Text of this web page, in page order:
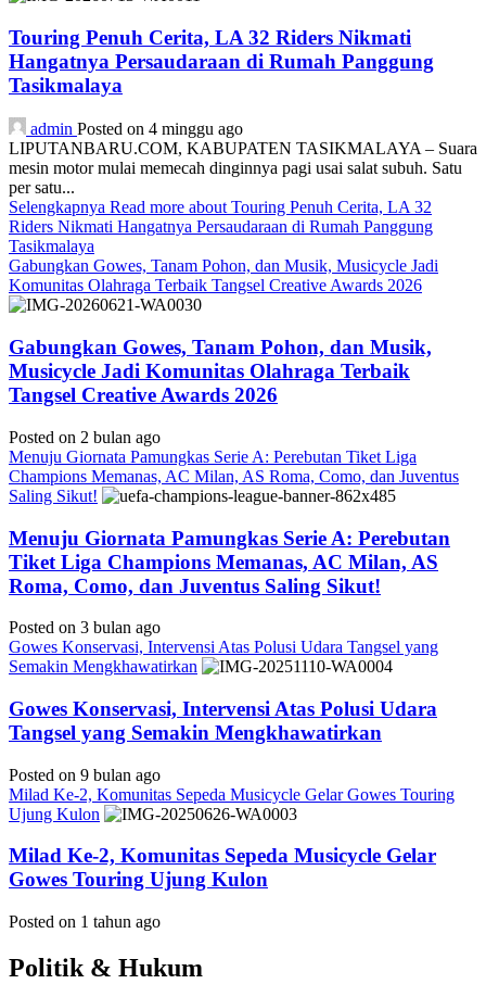
Touring Penuh Cerita, LA 32 Riders Nikmati
Hangatnya Persaudaraan di Rumah Panggung
Tasikmalaya
admin Posted on 4 minggu ago
LIPUTANBARU.COM, KABUPATEN TASIKMALAYA – Suara
mesin motor mulai memecah dinginnya pagi usai salat subuh. Satu
per satu...
Selengkapnya Read more about Touring Penuh Cerita, LA 32
Riders Nikmati Hangatnya Persaudaraan di Rumah Panggung
Tasikmalaya
Gabungkan Gowes, Tanam Pohon, dan Musik, Musicycle Jadi
Komunitas Olahraga Terbaik Tangsel Creative Awards 2026
Gabungkan Gowes, Tanam Pohon, dan Musik,
Musicycle Jadi Komunitas Olahraga Terbaik
Tangsel Creative Awards 2026
Posted on 2 bulan ago
Menuju Giornata Pamungkas Serie A: Perebutan Tiket Liga
Champions Memanas, AC Milan, AS Roma, Como, dan Juventus
Saling Sikut!
Menuju Giornata Pamungkas Serie A: Perebutan
Tiket Liga Champions Memanas, AC Milan, AS
Roma, Como, dan Juventus Saling Sikut!
Posted on 3 bulan ago
Gowes Konservasi, Intervensi Atas Polusi Udara Tangsel yang
Semakin Mengkhawatirkan
Gowes Konservasi, Intervensi Atas Polusi Udara
Tangsel yang Semakin Mengkhawatirkan
Posted on 9 bulan ago
Milad Ke-2, Komunitas Sepeda Musicycle Gelar Gowes Touring
Ujung Kulon
Milad Ke-2, Komunitas Sepeda Musicycle Gelar
Gowes Touring Ujung Kulon
Posted on 1 tahun ago
Politik & Hukum